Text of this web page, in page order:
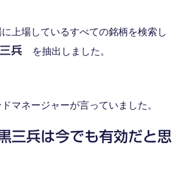
上場しているすべての銘柄を検索し
兵 を抽出しました。
マネージャーが言っていました。
三兵は今でも有効だと思